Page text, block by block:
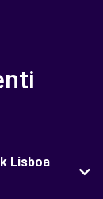
Lisboa